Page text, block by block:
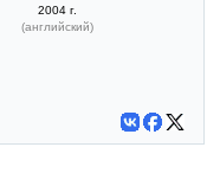
2004 г.
(английский)